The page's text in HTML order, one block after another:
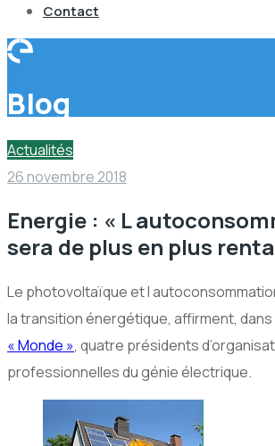
Contact
Blog
Actualités
26 novembre 2018
Energie : « L
sera de plus en plus
Le photovoltaïque et l
la transition énergétique, affirment, dans
« Monde », quatre présidents
professionnelles du génie électrique.